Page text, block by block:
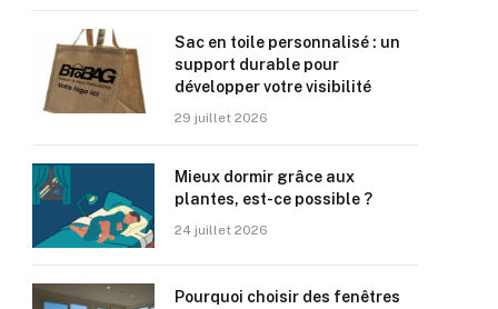
Sac en toile personnalisé : un
support durable pour
développer votre visibilité
29 juillet 2026
Mieux dormir grâce aux
plantes, est-ce possible ?
24 juillet 2026
Pourquoi choisir des fenêtres